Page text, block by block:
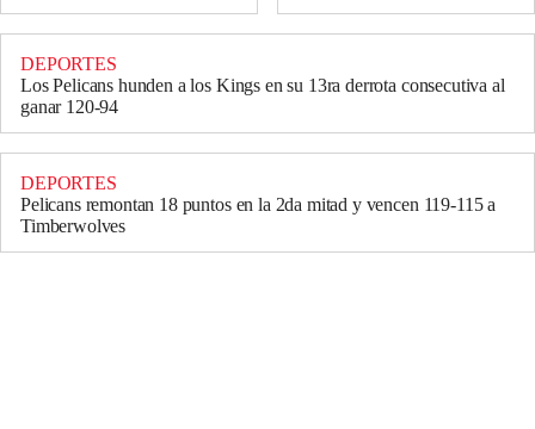
DEPORTES
Los Pelicans hunden a los Kings en su 13ra derrota consecutiva al
ganar 120-94
DEPORTES
Pelicans remontan 18 puntos en la 2da mitad y vencen 119-115 a
Timberwolves